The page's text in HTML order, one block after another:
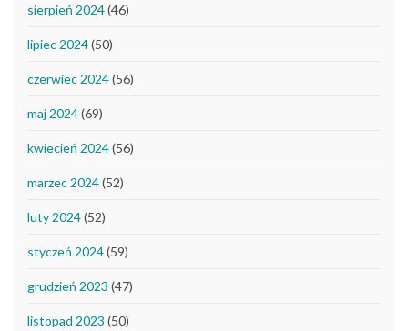
sierpień 2024(46)
lipiec 2024(50)
czerwiec 2024(56)
maj 2024(69)
kwiecień 2024(56)
marzec 2024(52)
luty 2024(52)
styczeń 2024(59)
grudzień 2023 (47)
listopad 2023 (50)